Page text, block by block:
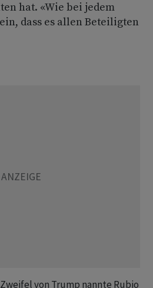
hat. «Wie bei jedem
dass es allen Beteiligten
von Trump nannte Rubio